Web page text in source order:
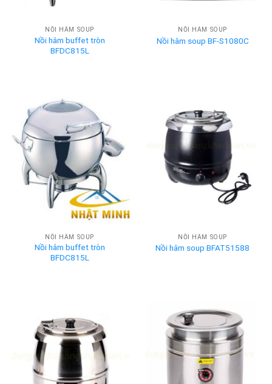
NỒI HÂM SOUP
Nồi hâm buffet tròn
BFDC815L
NỒI HÂM SOUP
Nồi hâm soup BF-S1080C
NỒI HÂM SOUP
Nồi hâm buffet tròn
BFDC815L
NỒI HÂM SOUP
Nồi hâm soup BFAT51588